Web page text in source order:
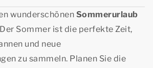
wunderschönen Sommerurlaub
Sommer ist die perfekte Zeit,
und neue
zu sammeln. Planen Sie die